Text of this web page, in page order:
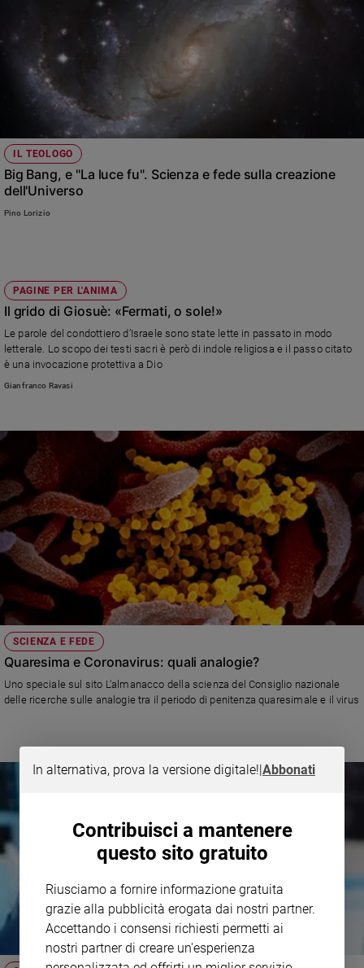
IL TEOLOGO
Big Bang, e "La luce fu". Scienza e fede sulla creazione
dell'Universo
Pino Lorizio
PAGINE PER L'ANIMA
Il grido di Giosuè: «Fermati, o sole!»
Le parole del condottiero d’Israele sono state lette in passato in modo
letterale. Lo scopo dei testi sacri è però di indole religiosa e il passo citato
è una invocazione protettiva a Dio
Gianfranco Ravasi
SCIENZA E FEDE
Quaresima e Coronavirus: quali analogie?
Uno speciale sul sito L'almanacco della scienza del Consiglio nazionale
delle ricerche sulle analogie tra il periodo di penitenza quaresimale e il virus
In alternativa, prova la versione digitale!|Abbonati
Contribuisci a mantenere
questo sito gratuito
Riusciamo a fornire informazione gratuita
grazie alla pubblicità erogata dai nostri partner.
Accettando i consensi richiesti permetti ai
nostri partner di creare un'esperienza